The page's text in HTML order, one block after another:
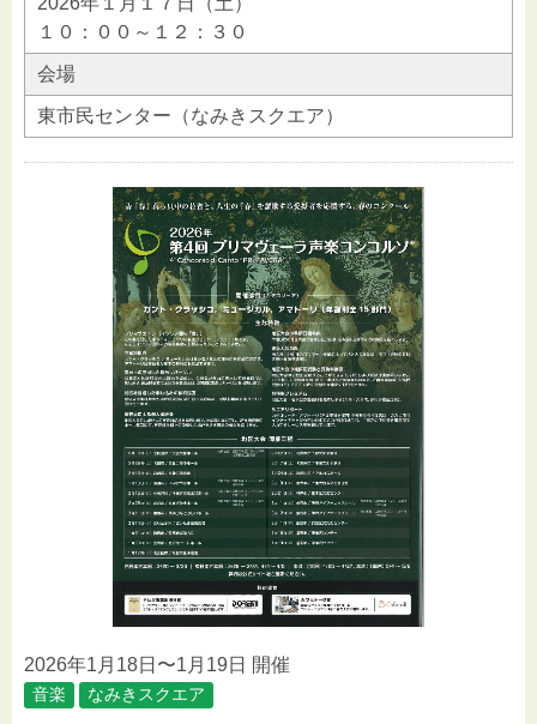
１０：００～１２：３０
会場
東市民センター（なみきスクエア）
2026年1月18日〜1月19日 開催
音楽 なみきスクエア